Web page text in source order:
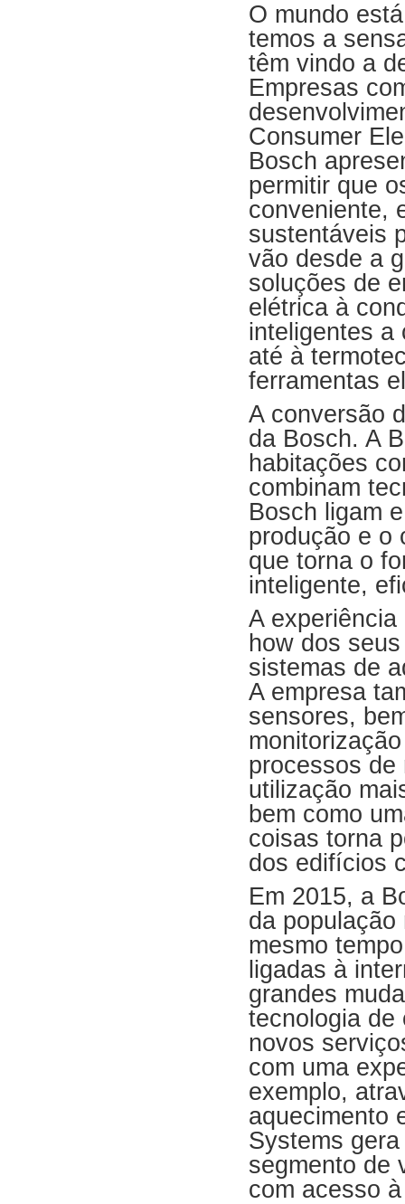
O mundo
temos a
têm vindo a
Empresas
Consumer
Bosch
permitir que
conveniente,
sustentáveis
vão desde a
soluções de
elétrica à
inteligentes a
até à
ferramentas
A conversão
da Bosch. A
habitações
combinam
Bosch ligam
produção e o
que torna o
inteligente,
A
how dos
sistemas de
A empresa
sensores,
processos de
utilização
bem como
coisas torna
dos edifícios
Em 2015, a
da
mesmo
ligadas à
grandes
tecnologia de
novos
com uma
exemplo,
aquecimento
Systems
segmento de
com acesso